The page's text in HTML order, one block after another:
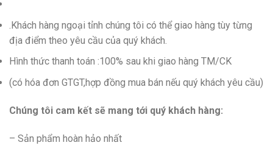
.Khách hàng ngoại tỉnh chúng tôi có thể giao hàng tùy từng
địa điểm theo yêu cầu của quý khách.
Hình thức thanh toán :100% sau khi giao hàng TM/CK
(có hóa đơn GTGT,hợp đồng mua bán nếu quý khách yêu cầu)
Chúng tôi cam kết sẽ mang tới quý khách hàng:
– Sản phẩm hoàn hảo nhất